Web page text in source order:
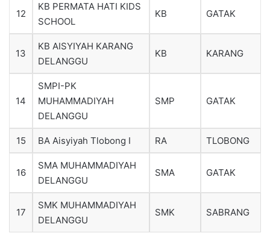
12
KB PERMATA HATI KIDS
SCHOOL
KB GATAK
13
KB AISYIYAH KARANG
DELANGGU
KB KARANG
14
SMPI-PK
MUHAMMADIYAH
DELANGGU
SMP GATAK
15 BA Aisyiyah Tlobong I RA TLOBONG
16
SMA MUHAMMADIYAH
DELANGGU
SMA GATAK
17
SMK MUHAMMADIYAH
DELANGGU
SMK SABRANG